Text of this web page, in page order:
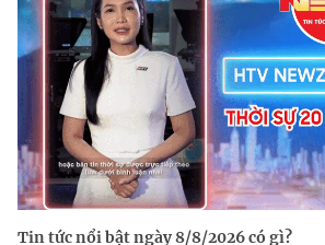
Tin tức nổi bật ngày 8/8/2026 có gì?